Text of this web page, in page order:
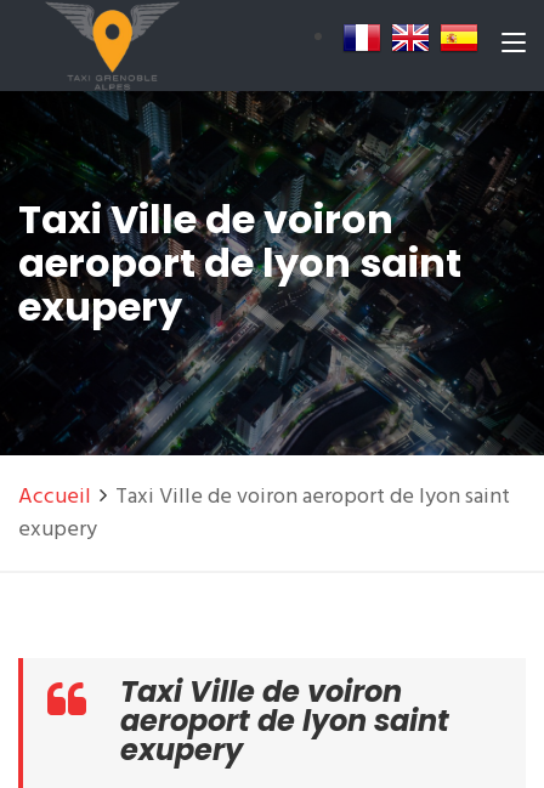
Taxi Ville de voiron
aeroport de lyon saint
exupery
Accueil
Taxi Ville de voiron aeroport de lyon saint
exupery
Taxi Ville de voiron
aeroport de lyon saint
exupery